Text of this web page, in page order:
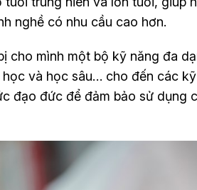
nghề có nhu cầu cao hơn.
cho mình một bộ kỹ năng đa
và học sâu… cho đến các
đạo đức để đảm bảo sử dụng